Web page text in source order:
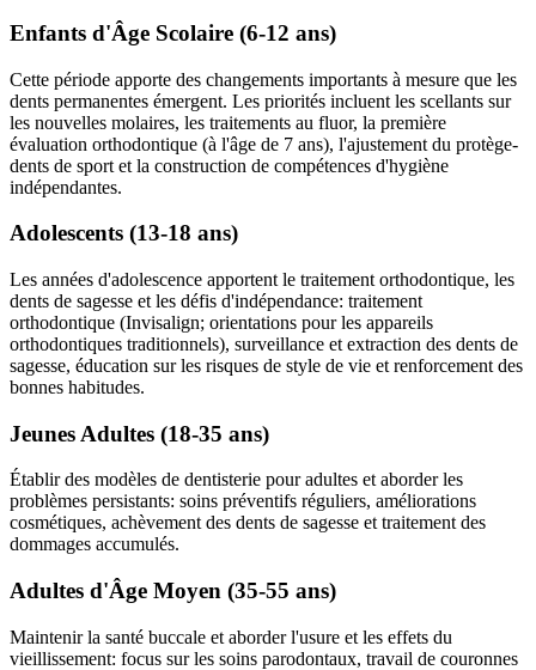
Enfants d'Âge Scolaire (6-12 ans)
Cette période apporte des changements importants à mesure que les
dents permanentes émergent. Les priorités incluent les scellants sur
les nouvelles molaires, les traitements au fluor, la première
évaluation orthodontique (à l'âge de 7 ans), l'ajustement du protège-
dents de sport et la construction de compétences d'hygiène
indépendantes.
Adolescents (13-18 ans)
Les années d'adolescence apportent le traitement orthodontique, les
dents de sagesse et les défis d'indépendance: traitement
orthodontique (Invisalign; orientations pour les appareils
orthodontiques traditionnels), surveillance et extraction des dents de
sagesse, éducation sur les risques de style de vie et renforcement des
bonnes habitudes.
Jeunes Adultes (18-35 ans)
Établir des modèles de dentisterie pour adultes et aborder les
problèmes persistants: soins préventifs réguliers, améliorations
cosmétiques, achèvement des dents de sagesse et traitement des
dommages accumulés.
Adultes d'Âge Moyen (35-55 ans)
Maintenir la santé buccale et aborder l'usure et les effets du
vieillissement: focus sur les soins parodontaux, travail de couronnes